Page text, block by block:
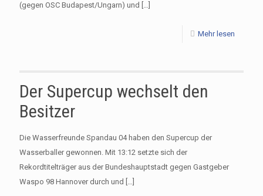
(gegen OSC Budapest/Ungarn) und […]
Mehr lesen
Der Supercup wechselt den
Besitzer
Die Wasserfreunde Spandau 04 haben den Supercup der
Wasserballer gewonnen. Mit 13:12 setzte sich der
Rekordtitelträger aus der Bundeshauptstadt gegen Gastgeber
Waspo 98 Hannover durch und […]